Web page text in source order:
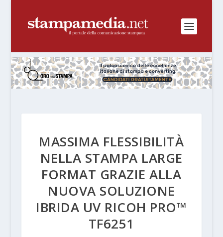
MASSIMA FLESSIBILITÀ
NELLA STAMPA LARGE
FORMAT GRAZIE ALLA
NUOVA SOLUZIONE
IBRIDA UV RICOH PRO™
TF6251